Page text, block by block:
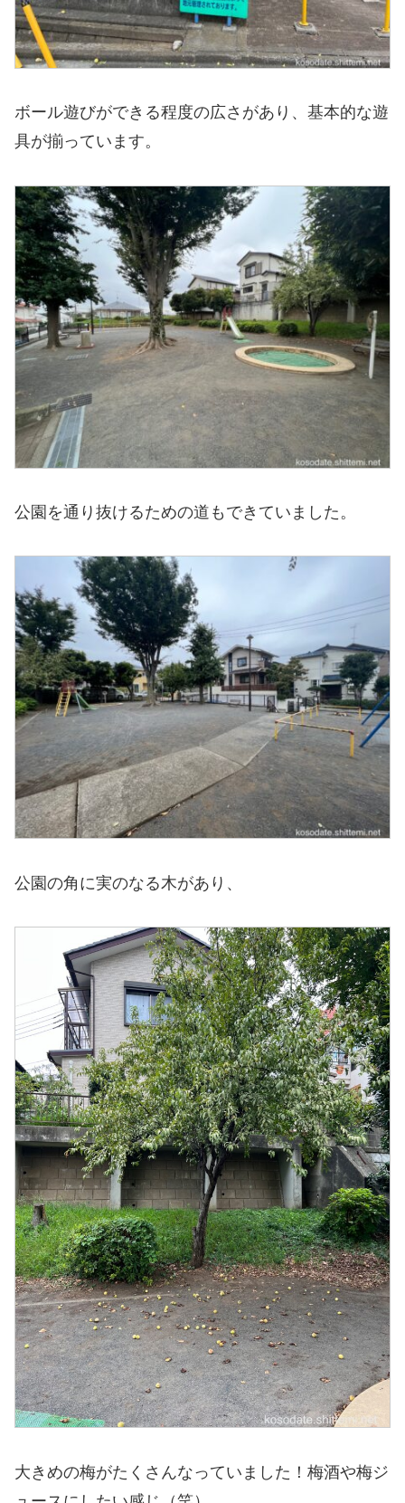
ボール遊びができる程度の広さがあり、基本的な遊
具が揃っています。
公園を通り抜けるための道もできていました。
公園の角に実のなる木があり、
大きめの梅がたくさんなっていました！梅酒や梅ジ